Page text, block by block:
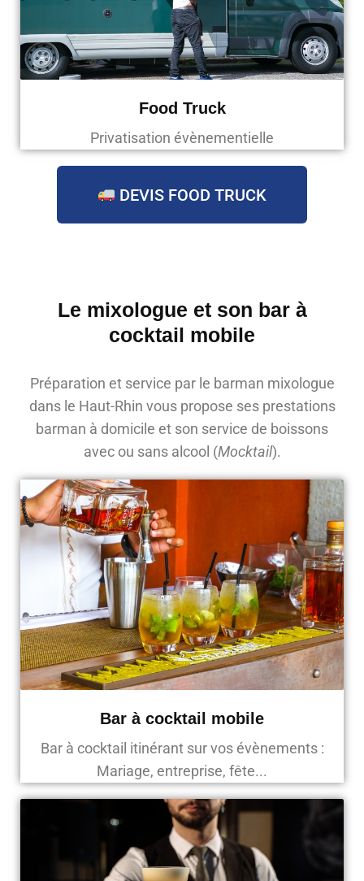
Food Truck
Privatisation évènementielle
DEVIS FOOD TRUCK
Le mixologue et son bar à
cocktail mobile
Préparation et service par le barman mixologue
dans le Haut-Rhin vous propose ses prestations
barman à domicile et son service de boissons
avec ou sans alcool (Mocktail).
Bar à cocktail mobile
Bar à cocktail itinérant sur vos évènements :
Mariage, entreprise, fête...